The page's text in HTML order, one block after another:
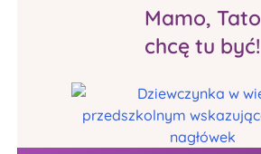
Mamo, Tato
chcę tu być!